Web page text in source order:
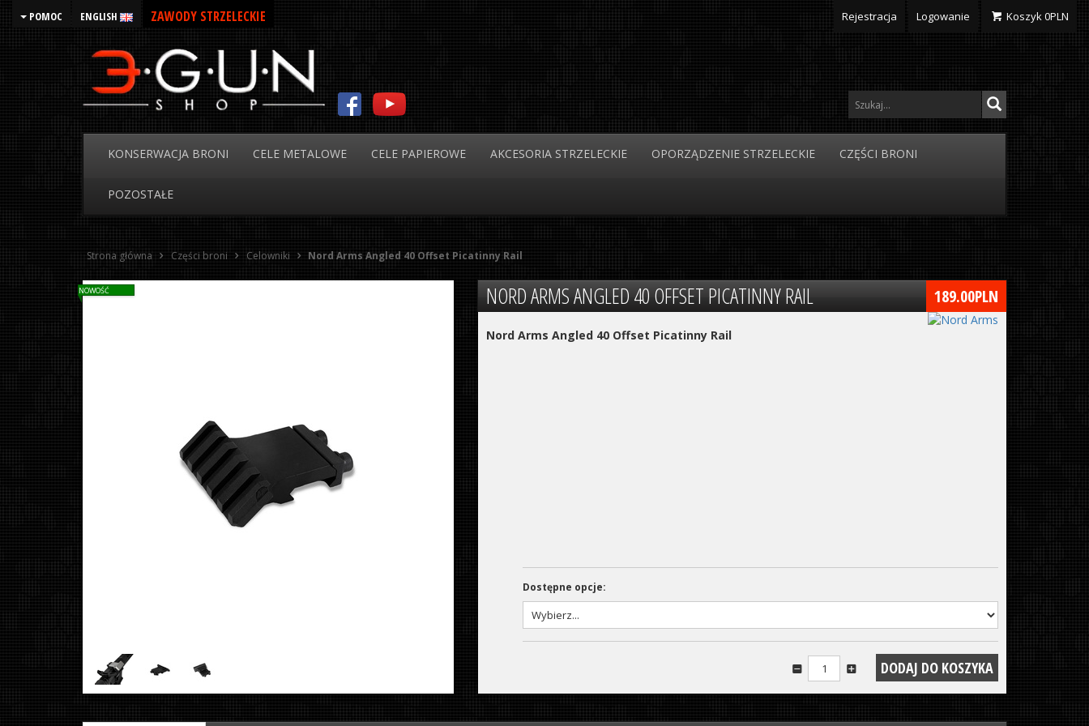
POMOC ENGLISH ZAWODY STRZELECKIE Rejestracja Logowanie Koszyk0PLN
KONSERWACJA BRONI CELE METALOWE CELE PAPIEROWE AKCESORIA STRZELECKIE OPORZĄDZENIE STRZELECKIE CZĘŚCI BRONI
POZOSTAŁE
Strona główna Części broni Celowniki Nord Arms Angled 40 Offset Picatinny Rail
NORD ARMSANGLED 40 OFFSET PICATINNY RAIL 189.00PLN
Nord Arms Angled 40 Offset Picatinny Rail
Dostępne opcje:
NOWOŚĆ